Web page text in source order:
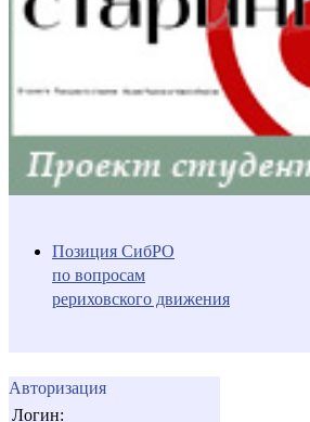
Позиция СибРО
по вопросам
рериховского движения
Авторизация
Логин: